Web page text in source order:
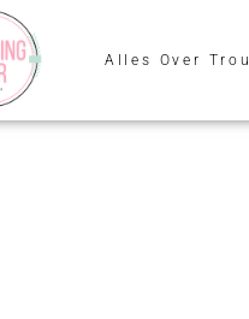
Alles Over